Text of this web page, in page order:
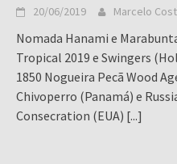
20/06/2019 Marcelo
Nomada Hanami e
Tropical 2019 e Swingers
1850 Nogueira Pecã Wood
Chivoperro (Panamá) e
Consecration (EUA) [...]